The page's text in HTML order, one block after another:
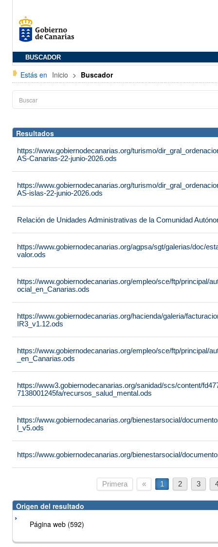
BUSCADOR
Estás en Inicio > Buscador
Resultados
https://www.gobiernodecanarias.org/turismo/
AS-Canarias-22-junio-2026.ods
https://www.gobiernodecanarias.org/turismo/
AS-islas-22-junio-2026.ods
Relación de Unidades Administrativas de la Comunidad
https://www.gobiernodecanarias.org/agpsa/sgt/galerias/doc/
valor.ods
https://www.gobiernodecanarias.org/empleo/sce/ftp/principal/
ocial_en_Canarias.ods
https://www.gobiernodecanarias.org/hacienda/galeria/
IR3_v1.12.ods
https://www.gobiernodecanarias.org/empleo/sce/ftp/principal/
_en_Canarias.ods
https://www3.gobiernodecanarias.org/sanidad/scs/content/
7138001245fa/recursos_salud_mental.ods
https://www.gobiernodecanarias.org/bienestarsocial/
l_v5.ods
https://www.gobiernodecanarias.org/bienestarsocial/
Primera « 1 2 3
Origen del resultado
Página web (592)